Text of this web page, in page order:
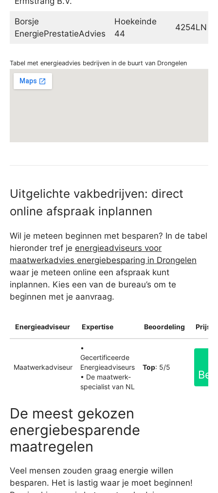
Borsje
EnergiePrestatieAdvies
Hoekeinde
44
4254LN
Tabel met energieadvies bedrijven in de buurt van Drongelen
Uitgelichte vakbedrijven: direct
online afspraak inplannen
Wil je meteen beginnen met besparen? In de tabel
hieronder tref je energieadviseurs voor
maatwerkadvies energiebesparing in Drongelen
waar je meteen online een afspraak kunt
inplannen. Kies een van de bureau’s om te
beginnen met je aanvraag.
Energieadviseur Expertise Beoordeling
Maatwerkadviseur
•
Gecertificeerde
Energieadviseurs
• De maatwerk-
specialist van NL
Top: 5/5
De meest gekozen
energiebesparende
maatregelen
Veel mensen zouden graag energie willen
besparen. Het is lastig waar je moet beginnen!